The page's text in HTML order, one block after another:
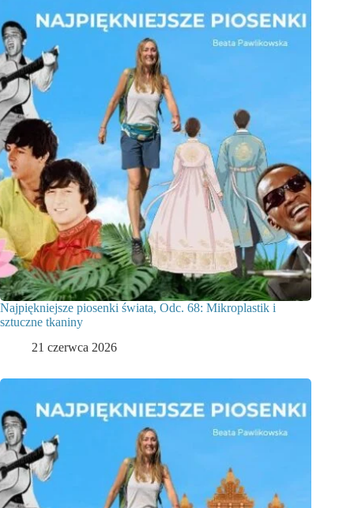
Najpiękniejsze piosenki świata, Odc. 68: Mikroplastik i
sztuczne tkaniny
21 czerwca 2026